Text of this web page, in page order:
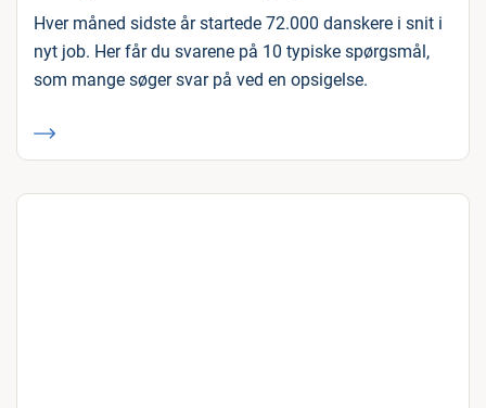
Hver måned sidste år startede 72.000 danskere i snit i
nyt job. Her får du svarene på 10 typiske spørgsmål,
som mange søger svar på ved en opsigelse.